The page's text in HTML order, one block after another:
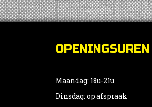
OPENINGSUREN
Maandag: 18u-21u
Dinsdag: op afspraak